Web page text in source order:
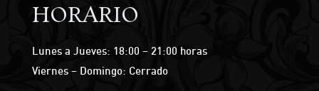
HORARIO
Lunes a Jueves: 18:00 – 21:00 horas
Viernes – Domingo: Cerrado